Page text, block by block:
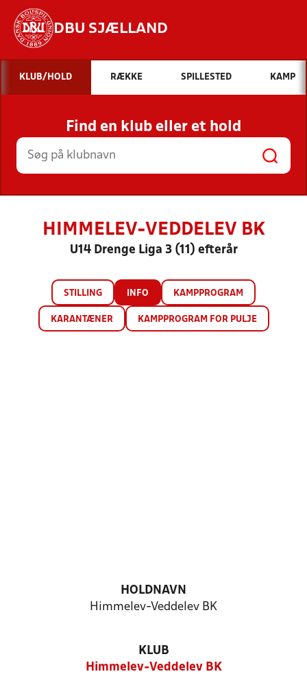
DBU SJÆLLAND
Hvad vil du søge efter?
INDHOLD OG NYHEDER
STILLINGER, RESULTATER, KLUBBER OG
HOLD
KLUB/HOLD RÆKKE SPILLESTED KAMP
Find en klub eller et hold
HIMMELEV-VEDDELEV BK
U14 Drenge Liga 3 (11) efterår
STILLING INFO KAMPPROGRAM
KARANTÆNER KAMPPROGRAM FOR PULJE
HOLDNAVN
Himmelev-Veddelev BK
KLUB
Himmelev-Veddelev BK